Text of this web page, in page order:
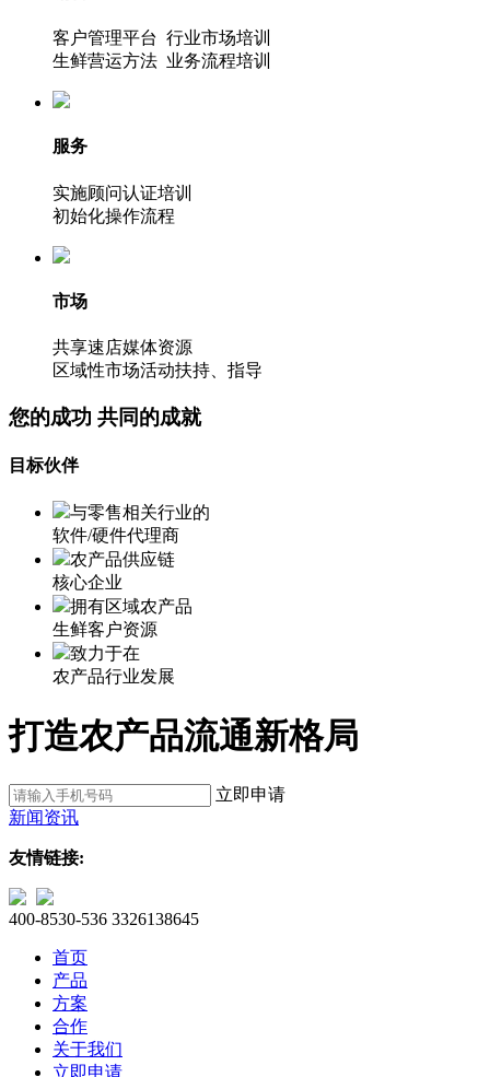
客户管理平台 行业市场培训
生鲜营运方法 业务流程培训
服务
实施顾问认证培训
初始化操作流程
市场
共享速店媒体资源
区域性市场活动扶持、指导
您的成功 共同的成就
目标伙伴
与零售相关行业的
软件/硬件代理商
农产品供应链
核心企业
拥有区域农产品
生鲜客户资源
致力于在
农产品行业发展
打造农产品流通新格局
立即申请
新闻资讯
友情链接:
400-8530-536 3326138645
首页
产品
方案
合作
关于我们
立即申请